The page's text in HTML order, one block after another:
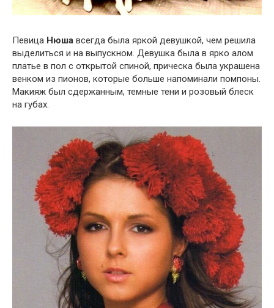
Певица Нюша всегда была яркой девушкой, чем решила
выделиться и на выпускном. Девушка была в ярко алом
платье в пол с открытой спиной, прическа была украшена
венком из пионов, которые больше напоминали помпоны.
Макияж был сдержанным, темные тени и розовый блеск
на губах.